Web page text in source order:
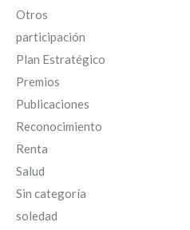
Otros
participación
Plan Estratégico
Premios
Publicaciones
Reconocimiento
Renta
Salud
Sin categoría
soledad